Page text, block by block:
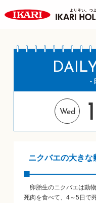
-
Wed
ニクバエの大きな
卵胎生のニクバエは動
死肉を食べて、4～5日で